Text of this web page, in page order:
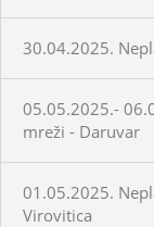
30.04.2025.
05.05.2025.-
mreži - Daruvar
01.05.2025.
Virovitica